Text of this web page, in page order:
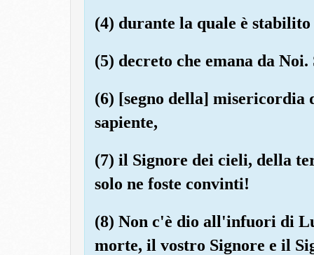
(4) durante la quale è
(5) decreto che emana da
(6) [segno della] misericordia
sapiente,
(7) il Signore dei cieli, della
solo ne foste convinti!
(8) Non c'è dio all'infuori di
morte, il vostro Signore e il